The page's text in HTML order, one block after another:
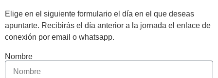
Elige en el siguiente formulario el día en el que deseas
apuntarte. Recibirás el día anterior a la jornada el enlace de
conexión por email o whatsapp.
Nombre